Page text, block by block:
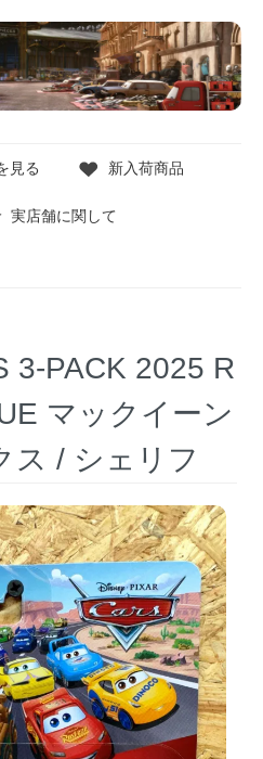
見る 新入荷商品
実店舗に関して
3-PACK 2025 R
マックイーン
ス / シェリフ